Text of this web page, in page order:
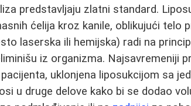
predstavljaju zlatni standard.
ćelija kroz kanile, oblikujući telo
laserska ili hemijska) radi na
iz organizma. Najsavremeniji
uklonjena liposukcijom sa
u druge delove kako bi se dodao